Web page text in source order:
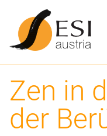
Zen in
der
Kursstufen
Stufe 1
Stufe 3
Grundwissen
Tutorien
Informationen
Shiatsu Ausbildung in
Info-Abende
Geschichte
Tätigkeitsfelder
Die Schule
ESI Austria
ESI Austria Team
Downloads
ESI Praktiker:innen